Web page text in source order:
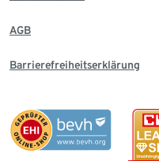
AGB
Barrierefreiheitserklärung